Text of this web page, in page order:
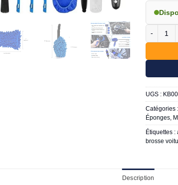
UGS :
Catégories
Éponges
Étiquettes :
brosse
Description